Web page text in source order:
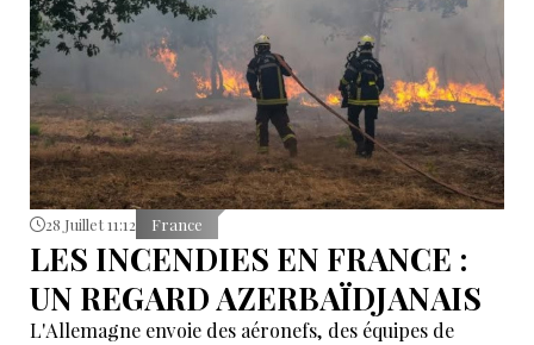
28 Juillet 11:12 France
LES INCENDIES EN FRANCE :
UN REGARD AZERBAÏDJANAIS
L'Allemagne envoie des aéronefs, des équipes de